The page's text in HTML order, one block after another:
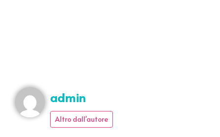
admin
Altro dall'autore